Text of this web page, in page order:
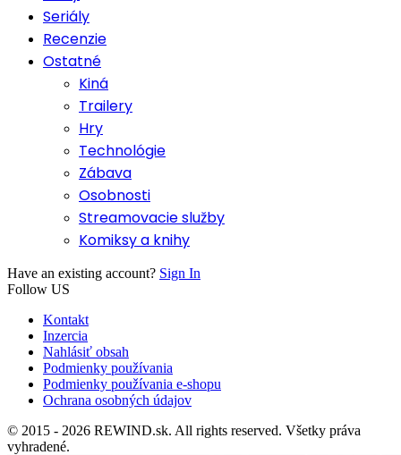
Seriály
Recenzie
Ostatné
Kiná
Trailery
Hry
Technológie
Zábava
Osobnosti
Streamovacie služby
Komiksy a knihy
Have an existing account? Sign In
Follow US
Kontakt
Inzercia
Nahlásiť obsah
Podmienky používania
Podmienky používania e-shopu
Ochrana osobných údajov
© 2015 - 2026 REWIND.sk. All rights reserved. Všetky práva
vyhradené.